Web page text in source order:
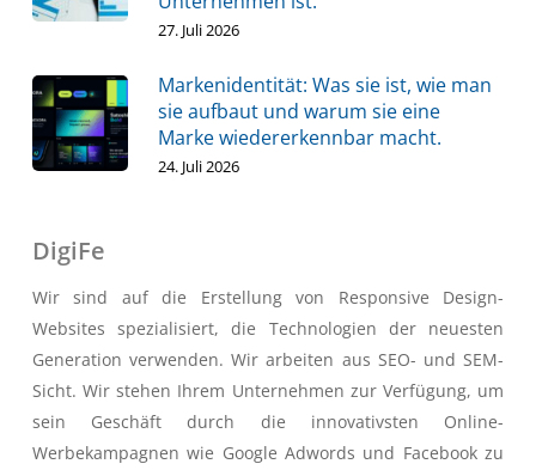
27. Juli 2026
Markenidentität: Was sie ist, wie man
sie aufbaut und warum sie eine
Marke wiedererkennbar macht.
24. Juli 2026
DigiFe
Wir sind auf die Erstellung von Responsive Design-
Websites spezialisiert, die Technologien der neuesten
Generation verwenden. Wir arbeiten aus SEO- und SEM-
Sicht. Wir stehen Ihrem Unternehmen zur Verfügung, um
sein Geschäft durch die innovativsten Online-
Werbekampagnen wie Google Adwords und Facebook zu